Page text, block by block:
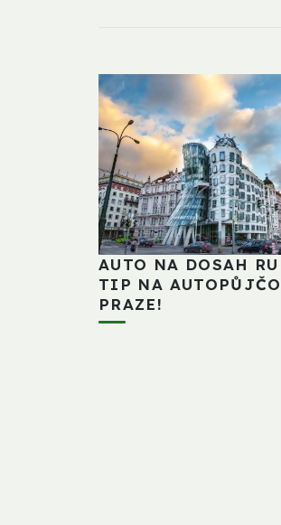
AUTO NA DOSAH
TIP NA
PRAZE!